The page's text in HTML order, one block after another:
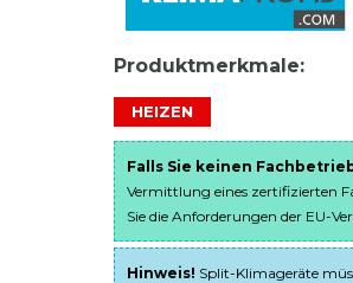
Produktmerkmale:
HEIZEN
Falls Sie keinen
Vermittlung eines zertifizierten
Sie die Anforderungen der EU-
Hinweis! Split-Klimageräte